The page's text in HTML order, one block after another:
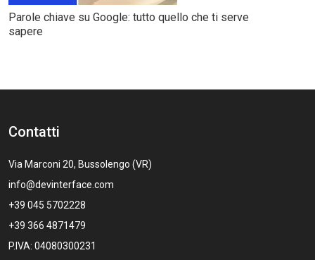
Parole chiave su Google: tutto quello che ti serve
sapere
Contatti
Via Marconi 20, Bussolengo (VR)
info@devinterface.com
+39 045 5702228
+39 366 4871479
P.IVA: 04080300231